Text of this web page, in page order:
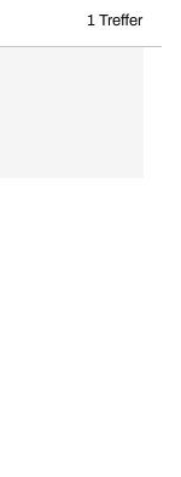
1 Treffer